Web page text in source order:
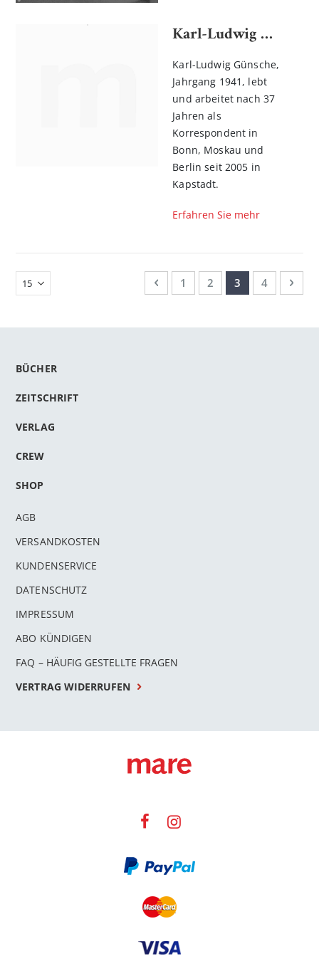
Karl-Ludwig Günsche
Karl-Ludwig Günsche,
Jahrgang 1941, lebt
und arbeitet nach 37
Jahren als
Korrespondent in
Bonn, Moskau und
Berlin seit 2005 in
Kapstadt.
Erfahren Sie mehr
SeiteSeite
ZurückSeite
1 Seite
2 Sie lesen
3 Seite
4 Seite
BÜCHER
ZEITSCHRIFT
VERLAG
CREW
SHOP
AGB
VERSANDKOSTEN
KUNDENSERVICE
DATENSCHUTZ
IMPRESSUM
ABO KÜNDIGEN
FAQ – HÄUFIG GESTELLTE FRAGEN
VERTRAG WIDERRUFEN